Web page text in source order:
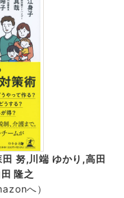
努,川端 ゆかり,高田
隆之
へ）